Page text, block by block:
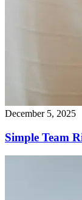
December 5, 2025
Simple Team